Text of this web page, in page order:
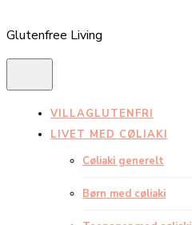
Glutenfree Living
VILLAGLUTENFRI
LIVET MED CØLIAKI
Cøliaki generelt
Børn med cøliaki